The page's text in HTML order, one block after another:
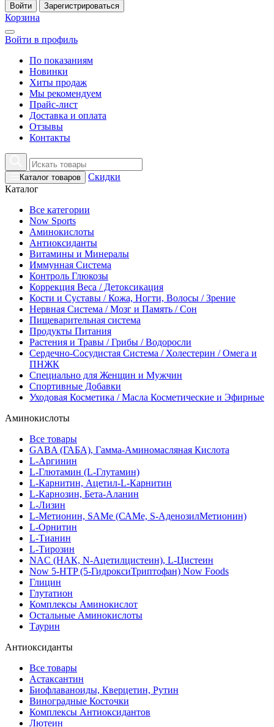
Войти Зарегистрироваться
Корзина
Войти в профиль
По показаниям
Новинки
Хиты продаж
Мы рекомендуем
Прайс-лист
Доставка и оплата
Отзывы
Контакты
Каталог товаров
Скидки
Каталог
Все категории
Now Sports
Аминокислоты
Антиоксиданты
Витамины и Минералы
Иммунная Система
Контроль Глюкозы
Коррекция Веса / Детоксикация
Кости и Суставы / Кожа, Ногти, Волосы / Зрение
Нервная Система / Мозг и Память / Сон
Пищеварительная система
Продукты Питания
Растения и Травы / Грибы / Водоросли
Сердечно-Сосудистая Система / Холестерин / Омега и
ПНЖК
Специально для Женщин и Мужчин
Спортивные Добавки
Уходовая Косметика / Масла Косметические и Эфирные
Аминокислоты
Все товары
GABA (ГАБА), Гамма-Аминомасляная Кислота
L-Аргинин
L-Глютамин (L-Глутамин)
L-Карнитин, Ацетил-L-Карнитин
L-Карнозин, Бета-Аланин
L-Лизин
L-Метионин, SAMe (САМе, S-АденозилМетионин)
L-Орнитин
L-Тианин
L-Тирозин
NAC (НАК, N-Ацетилцистеин), L-Цистеин
Now 5-HTP (5-ГидроксиТриптофан) Now Foods
Глицин
Глутатион
Комплексы Аминокислот
Остальные Аминокислоты
Таурин
Антиоксиданты
Все товары
Астаксантин
Биофлаваноиды, Кверцетин, Рутин
Виноградные Косточки
Комплексы Антиоксидантов
Лютеин